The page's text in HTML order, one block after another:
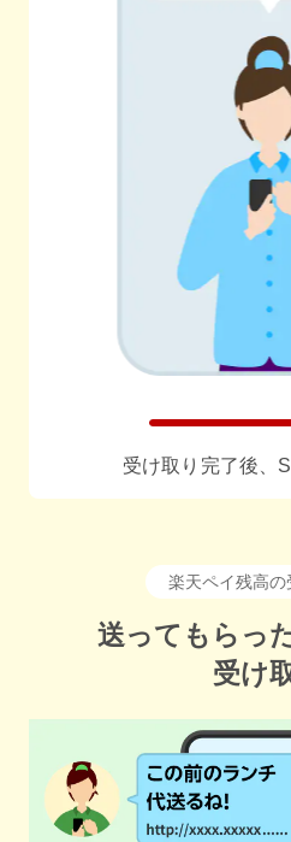
受け取り完了後、
楽天ペイ残高の
送ってもらっ
受け